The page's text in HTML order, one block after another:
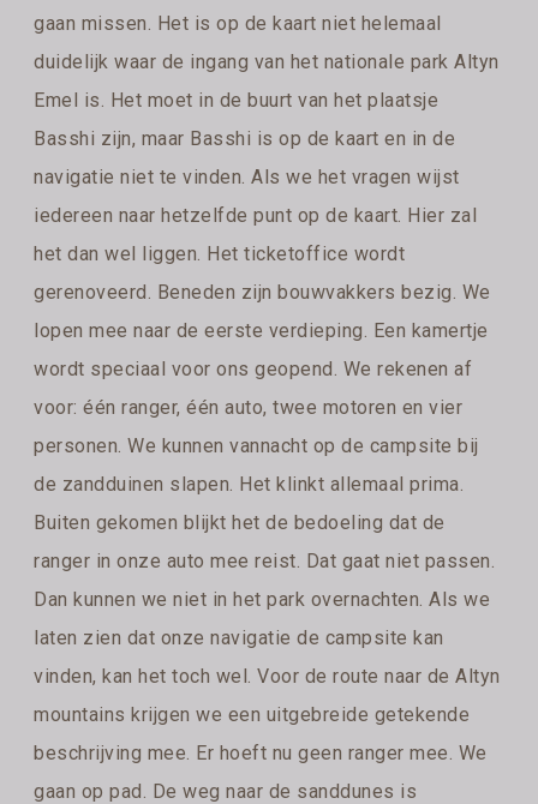
gaan missen. Het is op de kaart niet helemaal
duidelijk waar de ingang van het nationale park Altyn
Emel is. Het moet in de buurt van het plaatsje
Basshi zijn, maar Basshi is op de kaart en in de
navigatie niet te vinden. Als we het vragen wijst
iedereen naar hetzelfde punt op de kaart. Hier zal
het dan wel liggen. Het ticketoffice wordt
gerenoveerd. Beneden zijn bouwvakkers bezig. We
lopen mee naar de eerste verdieping. Een kamertje
wordt speciaal voor ons geopend. We rekenen af
voor: één ranger, één auto, twee motoren en vier
personen. We kunnen vannacht op de campsite bij
de zandduinen slapen. Het klinkt allemaal prima.
Buiten gekomen blijkt het de bedoeling dat de
ranger in onze auto mee reist. Dat gaat niet passen.
Dan kunnen we niet in het park overnachten. Als we
laten zien dat onze navigatie de campsite kan
vinden, kan het toch wel. Voor de route naar de Altyn
mountains krijgen we een uitgebreide getekende
beschrijving mee. Er hoeft nu geen ranger mee. We
gaan op pad. De weg naar de sanddunes is